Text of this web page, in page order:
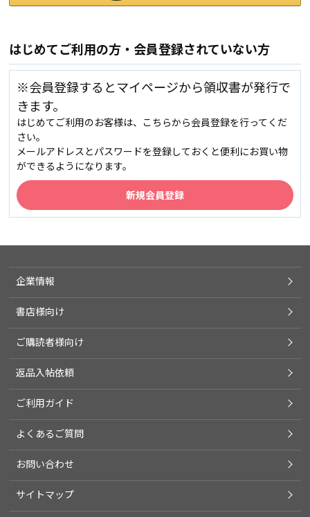
はじめてご利用の方・会員登録されていない方
※会員登録するとマイページから領収書が発行で
きます。
はじめてご利用のお客様は、こちらから会員登録を行ってくだ
さい。
メールアドレスとパスワードを登録しておくと便利にお買い物
ができるようになります。
企業情報
書店様向け
ご購読者様向け
返品入帖依頼
ご利用ガイド
よくあるご質問
お問い合わせ
サイトマップ